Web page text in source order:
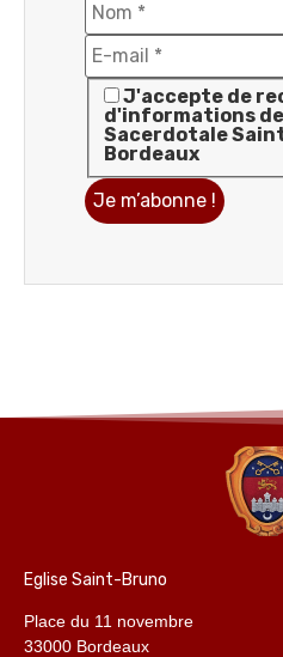
J'accepte de
d'informations
Sacerdotale
Bordeaux
Eglise Saint-Bruno
Place du 11 novembre
33000 Bordeaux